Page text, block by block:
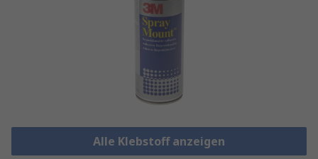
Alle Klebstoff anzeigen